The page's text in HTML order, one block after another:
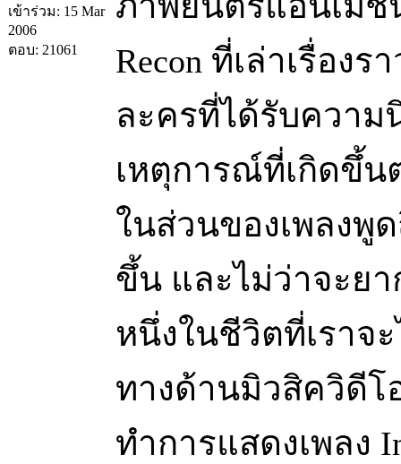
เข้าร่วม: 15 Mar
2006
ตอบ: 21061
Recon ที่เล่าเรื่องร
ละครที่ได้รับความ
เหตุการณ์ที่เกิดขึ้น
ในส่วนของเพลงพู
ขึ้น และไม่ว่าจะยา
หนึ่งในชีวิตที่เราจ
ทางด้านมิวสิควิดีโ
ทำการแสดงเพลง